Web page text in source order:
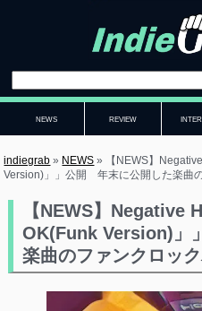
NEWS REVIEW
indiegrab » NEWS »
【NEWS】
Version)」」公開 年末に公開した楽曲
【NEWS】
OK(Funk Version)」
楽曲のファンクロッ